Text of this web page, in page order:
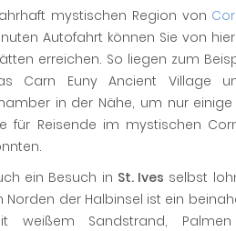
mystischen Region von
Autofahrt können Sie von
erreichen. So liegen zum
Carn Euny Ancient Village
in der Nähe, um nur
für Reisende im mystischen
ein Besuch in St. Ives selbst
Norden der Halbinsel ist ein
weißem Sandstrand,